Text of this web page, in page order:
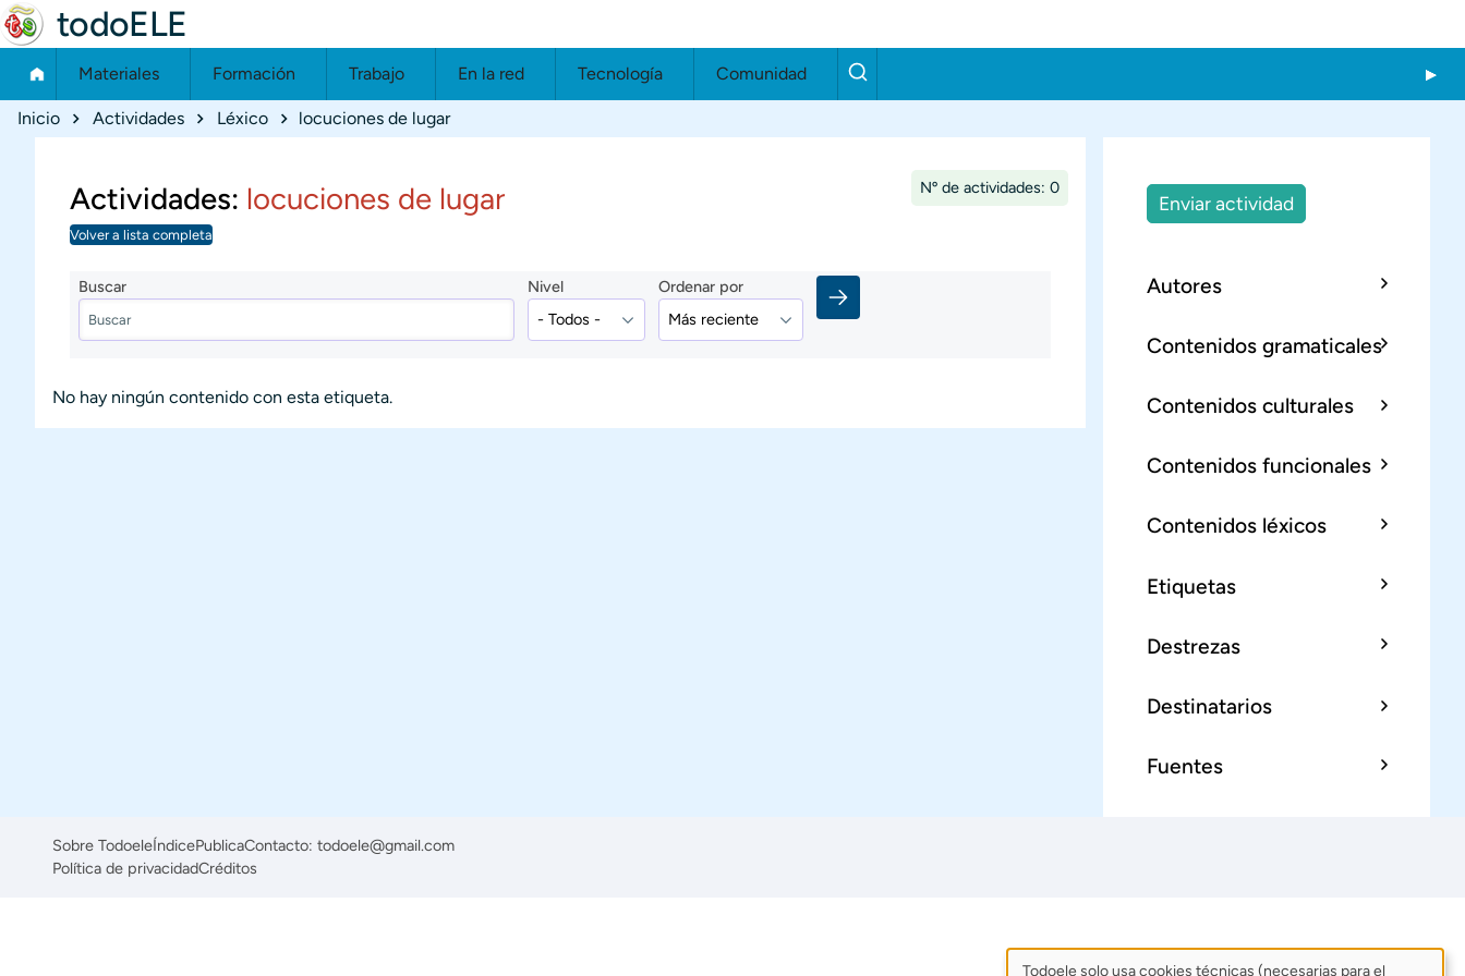
todoELE
Materiales Formación Trabajo En la red Tecnología Comunidad
Ruta de navegación
Inicio Actividades Léxico locuciones de lugar
Actividades: locuciones de lugar Nº de actividades: 0
Volver a lista completa
Buscar Nivel Ordenar por
No hay ningún contenido con esta etiqueta.
Enviar actividad
Autores
Contenidos gramaticales
Contenidos culturales
Contenidos funcionales
Contenidos léxicos
Etiquetas
Destrezas
Destinatarios
Fuentes
Sobre TodoeleÍndicePublicaContacto: todoele@gmail.com
Política de privacidadCréditos
Todoele solo usa cookies técnicas (necesarias para el